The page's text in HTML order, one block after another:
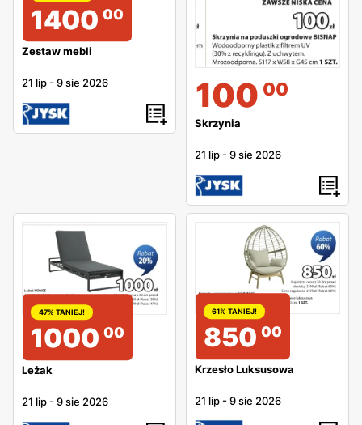
1400 00
Zestaw mebli
21 lip -9 sie 2026 100 00
Skrzynia
21 lip -9 sie 2026
47% TANIEJ!
1000 00
Leżak
21 lip -9 sie 2026
61% TANIEJ!
850 00
Krzesło Luksusowa
21 lip -9 sie 2026